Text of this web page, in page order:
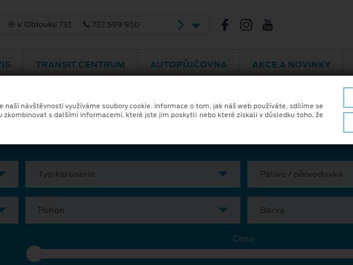
V Oblouku 731 737 599 950
TRANSIT CENTRUM AUTOPŮJČOVNA AKCE A NOVINKY
Typ karoserie Palivo / převodovka
Pohon Barva
Cena
návštěvnosti využíváme soubory cookie. Informace o tom, jak náš web používáte, sdílíme se
s dalšími informacemi, které jste jim poskytli nebo které získali v důsledku toho, že